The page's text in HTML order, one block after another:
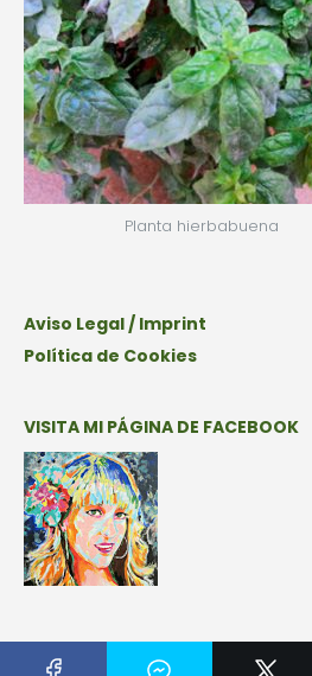
Planta hierbabuena
Aviso Legal / Imprint
Política de Cookies
VISITA MI PÁGINA DE FACEBOOK